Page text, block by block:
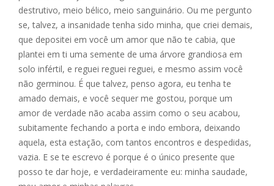
destrutivo, meio bélico, meio sanguinário. Ou me pergunto
se, talvez, a insanidade tenha sido minha, que criei demais,
que depositei em você um amor que não te cabia, que
plantei em ti uma semente de uma árvore grandiosa em
solo infértil, e reguei reguei reguei, e mesmo assim você
não germinou. É que talvez, penso agora, eu tenha te
amado demais, e você sequer me gostou, porque um
amor de verdade não acaba assim como o seu acabou,
subitamente fechando a porta e indo embora, deixando
aquela, esta estação, com tantos encontros e despedidas,
vazia. E se te escrevo é porque é o único presente que
posso te dar hoje, e verdadeiramente eu: minha saudade,